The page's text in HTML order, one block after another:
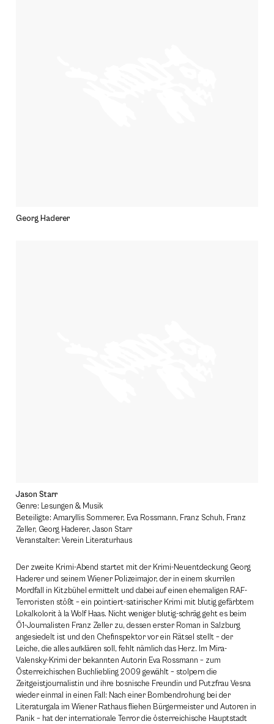
Georg Haderer
Jason Starr
Genre: Lesungen & Musik
Beteiligte: Amaryllis Sommerer, Eva Rossmann, Franz Schuh, Franz
Zeller, Georg Haderer, Jason Starr
Veranstalter: Verein Literaturhaus
Der zweite Krimi-Abend startet mit der Krimi-Neuentdeckung Georg
Haderer und seinem Wiener Polizeimajor, der in einem skurrilen
Mordfall in Kitzbühel ermittelt und dabei auf einen ehemaligen RAF-
Terroristen stößt – ein pointiert-satirischer Krimi mit blutig gefärbtem
Lokalkolorit à la Wolf Haas. Nicht weniger blutig-schräg geht es beim
Ö1-Journalisten Franz Zeller zu, dessen erster Roman in Salzburg
angesiedelt ist und den Chefinspektor vor ein Rätsel stellt – der
Leiche, die alles aufklären soll, fehlt nämlich das Herz. Im Mira-
Valensky-Krimi der bekannten Autorin Eva Rossmann – zum
Österreichischen Buchliebling 2009 gewählt – stolpern die
Zeitgeistjournalistin und ihre bosnische Freundin und Putzfrau Vesna
wieder einmal in einen Fall: Nach einer Bombendrohung bei der
Literaturgala im Wiener Rathaus fliehen Bürgermeister und Autoren in
Panik – hat der internationale Terror die österreichische Hauptstadt